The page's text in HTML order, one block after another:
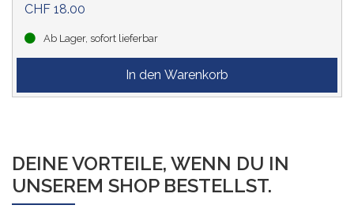
CHF 18.00
Ab Lager, sofort lieferbar
DEINE VORTEILE, WENN DU IN
UNSEREM SHOP BESTELLST.